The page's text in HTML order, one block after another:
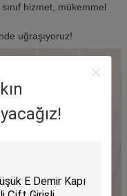
hizmet, mükemmel
uğraşıyoruz!